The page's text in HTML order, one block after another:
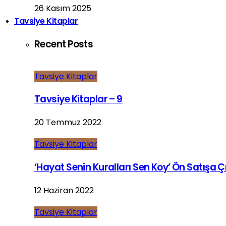
26 Kasım 2025
Tavsiye Kitaplar
Recent Posts
Tavsiye Kitaplar
Tavsiye Kitaplar – 9
20 Temmuz 2022
Tavsiye Kitaplar
‘Hayat Senin Kuralları Sen Koy’ Ön Satışa
12 Haziran 2022
Tavsiye Kitaplar